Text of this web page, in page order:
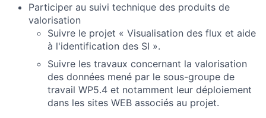
Participer au suivi technique des produits de
valorisation
Suivre le projet « Visualisation des flux et aide
à l'identification des SI ».
Suivre les travaux concernant la valorisation
des données mené par le sous-groupe de
travail WP5.4 et notamment leur déploiement
dans les sites WEB associés au projet.